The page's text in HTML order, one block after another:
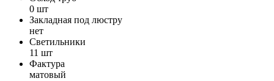
0 шт
Закладная под люстру
нет
Светильники
11 шт
Фактура
матовый